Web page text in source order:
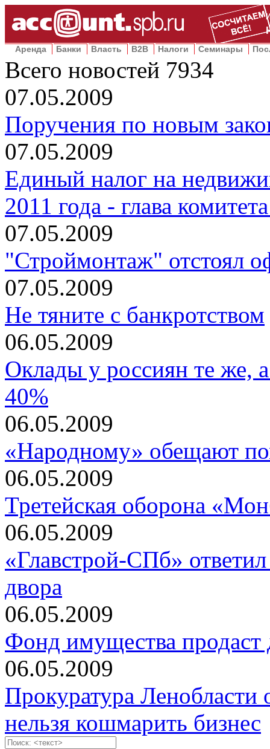
Аренда Банки Власть B2B Налоги Семинары
Всего новостей 7934
07.05.2009
Поручения по новым
07.05.2009
Единый налог на
2011 года - глава
07.05.2009
"Строймонтаж" отстоял
07.05.2009
Не тяните с банкротством
06.05.2009
Оклады у россиян те же,
40%
06.05.2009
«Народному» обещают
06.05.2009
Третейская оборона
06.05.2009
«Главстрой-СПб»
двора
06.05.2009
Фонд имущества продаст
06.05.2009
Прокуратура
нельзя кошмарить бизнес